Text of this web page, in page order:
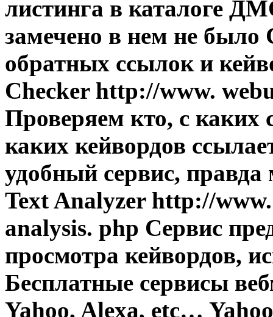
листинга в каталоге
замечено в нем не было
обратных ссылок и
Checker http://www.
Проверяем кто, с каких
каких кейвордов
удобный сервис,
Text Analyzer http://
analysis. php Сервис
просмотра кейвордов,
Бесплатные сервисы
Yahoo, Alexa, etc…